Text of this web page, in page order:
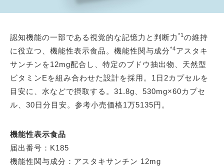
認知機能の一部である視覚的な記憶力と判断力 *1 の維持
に役立つ、機能性表示食品。機能性関与成分*4アスタキ
サンチンを12mg配合し、特定のブドウ抽出物、天然型
ビタミンEを組み合わせた設計を採用。1日2カプセルを
目安に、水などで摂取する。31.8g、530mg×60カプセ
ル、30日分目安。参考小売価格1万5135円。
機能性表示食品
届出番号：K185
機能性関与成分：アスタキサンチン 12mg